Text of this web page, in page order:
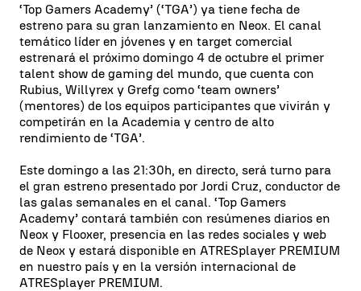
‘Top Gamers Academy’ (‘TGA’) ya tiene fecha de
estreno para su gran lanzamiento en Neox. El canal
temático líder en jóvenes y en target comercial
estrenará el próximo domingo 4 de octubre el primer
talent show de gaming del mundo, que cuenta con
Rubius, Willyrex y Grefg como ‘team owners’
(mentores) de los equipos participantes que vivirán y
competirán en la Academia y centro de alto
rendimiento de ‘TGA’.
Este domingo a las 21:30h, en directo, será turno para
el gran estreno presentado por Jordi Cruz, conductor de
las galas semanales en el canal. ‘Top Gamers
Academy’ contará también con resúmenes diarios en
Neox y Flooxer, presencia en las redes sociales y web
de Neox y estará disponible en ATRESplayer PREMIUM
en nuestro país y en la versión internacional de
ATRESplayer PREMIUM.